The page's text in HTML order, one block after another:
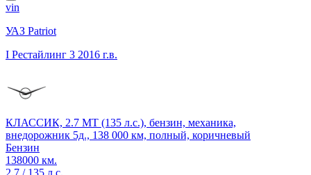
vin
УАЗ Patriot
I Рестайлинг 3 2016 г.в.
КЛАССИК, 2.7 MT (135 л.с.), бензин, механика,
внедорожник 5д., 138 000 км, полный, коричневый
Бензин
138000 км.
2.7 / 135 л.с.